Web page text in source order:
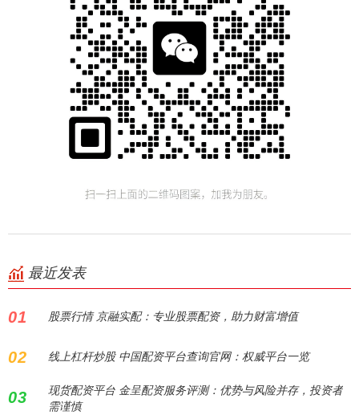
最近发表
01 股票行情 京融实配：专业股票配资，助力财富增值
02 线上杠杆炒股 中国配资平台查询官网：权威平台一览
03
现货配资平台 金呈配资服务评测：优势与风险并存，投资者
需谨慎